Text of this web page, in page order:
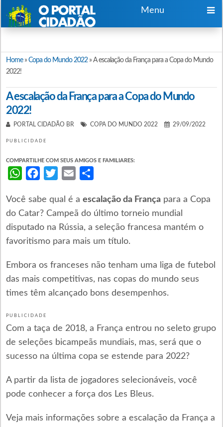
Menu
Home»Copa do Mundo 2022»A escalação da França para a Copa do Mundo
2022!
A escalação da França para a Copa do Mundo
2022!
PORTAL CIDADÃO BR COPA DO MUNDO 2022 29/09/2022
PUBLICIDADE
COMPARTILHE COM SEUS AMIGOS E FAMILIARES:
WhatsAppFacebookTwitterEmail
Você sabe qual é a escalação da Françapara a Copa
do Catar? Campeã do último torneio mundial
disputado na Rússia, a seleção francesa mantém o
favoritismo para mais um título.
Embora os franceses não tenham uma liga de futebol
das mais competitivas, nas copas do mundo seus
times têm alcançado bons desempenhos.
PUBLICIDADE
Com a taça de 2018, a França entrou no seleto grupo
de seleções bicampeãs mundiais, mas, será que o
sucesso na última copa se estende para 2022?
A partir da lista de jogadores selecionáveis, você
pode conhecer a força dos Les Bleus.
Veja mais informações sobre a escalação da França a